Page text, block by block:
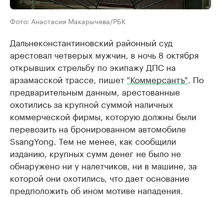
Фото: Анастасия Макарычева/РБК
Дальнеконстантиновский районный суд
арестовал четверых мужчин, в ночь 8 октября
открывших стрельбу по экипажу ДПС на
арзамасской трассе, пишет "Коммерсантъ". По
предварительным данным, арестованные
охотились за крупной суммой наличных
коммерческой фирмы, которую должны были
перевозить на бронированном автомобиле
SsangYong. Тем не менее, как сообщили
изданию, крупных сумм денег не было не
обнаружено ни у налетчиков, ни в машине, за
которой они охотились, что дает основание
предположить об ином мотиве нападения.